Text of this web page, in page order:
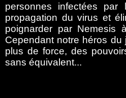
personnes infectées
propagation du virus et
poignarder par Nemesis
Cependant notre héros
plus de force, des
sans équivalent...